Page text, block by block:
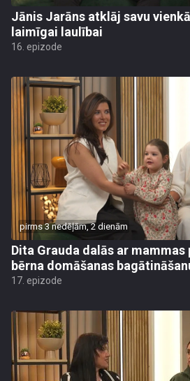
Jānis Jarāns atklāj savu
laimīgai laulībai
16. epizode
pirms 3 nedēļām, 2 dienām
Dita Grauda dalās ar
bērna domāšanas
17. epizode